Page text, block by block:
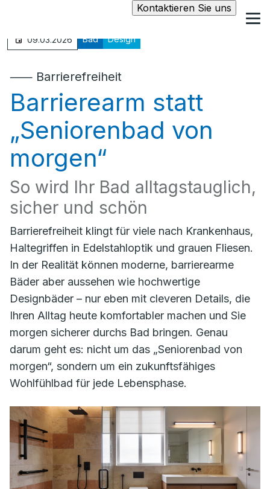
Kontaktieren Sie uns
09.03.2026 Bad Design
⸺ Barrierefreiheit
Barrierearm statt
„Seniorenbad von
morgen“
So wird Ihr Bad alltagstauglich,
sicher und schön
Barrierefreiheit klingt für viele nach Krankenhaus,
Haltegriffen in Edelstahloptik und grauen Fliesen.
In der Realität können moderne, barrierearme
Bäder aber aussehen wie hochwertige
Designbäder – nur eben mit cleveren Details, die
Ihren Alltag heute komfortabler machen und Sie
morgen sicherer durchs Bad bringen. Genau
darum geht es: nicht um das „Seniorenbad von
morgen“, sondern um ein zukunftsfähiges
Wohlfühlbad für jede Lebensphase.